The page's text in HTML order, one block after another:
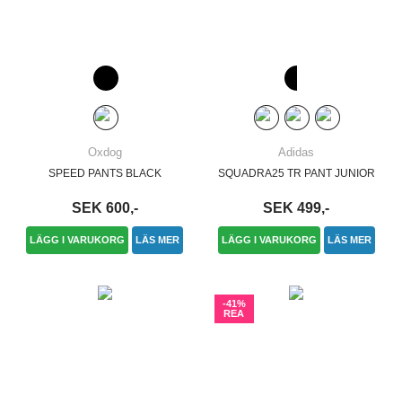
Oxdog
SPEED PANTS BLACK
SEK 600,-
LÄGG I VARUKORG LÄS MER
Adidas
SQUADRA25 TR PANT JUNIOR
SEK 499,-
LÄGG I VARUKORG LÄS MER
-41%
REA